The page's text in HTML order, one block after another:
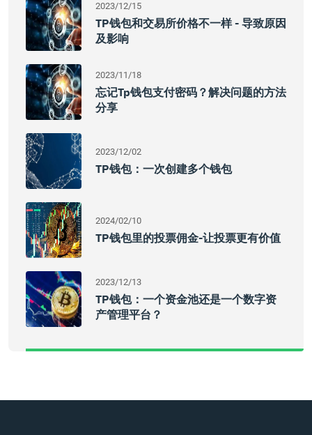
2023/12/15
TP钱包和交易所价格不一样 - 导致原因
及影响
2023/11/18
忘记tp钱包支付密码？解决问题的方法
分享
2023/12/02
TP钱包：一次创建多个钱包
2024/02/10
TP钱包里的投票佣金-让投票更有价值
2023/12/13
TP钱包：一个资金池还是一个数字资
产管理平台？